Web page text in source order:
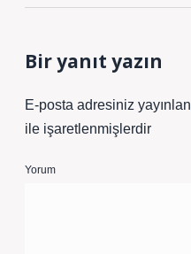
Bir yanıt yazın
E-posta adresiniz
ile işaretlenmişlerdir
Yorum